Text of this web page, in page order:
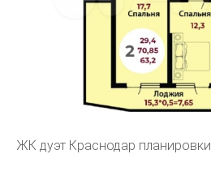
ЖК дуэт Краснодар планировки